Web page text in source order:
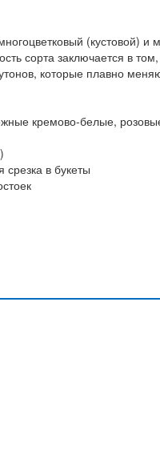
(кустовой) и
сорта заключается в
которые плавно
кремово-белые,
в букеты